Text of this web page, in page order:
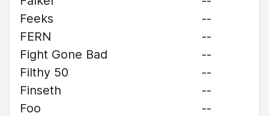
Feeks
--
FERN
--
Fight Gone Bad
--
Filthy 50
--
Finseth
--
Foo
--